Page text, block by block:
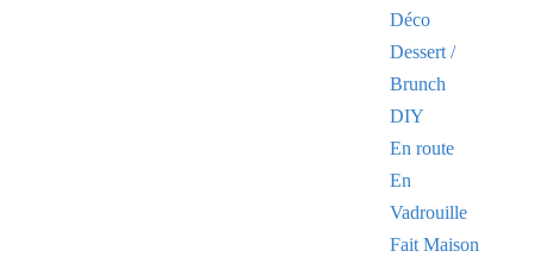
Déco
Dessert /
Brunch
DIY
En route
En
Vadrouille
Fait Maison